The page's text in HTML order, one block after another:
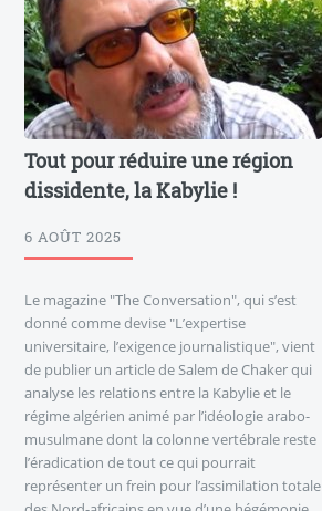
Tout pour réduire une région
dissidente, la Kabylie !
6 AOÛT 2025
Le magazine "The Conversation", qui s’est
donné comme devise "L’expertise
universitaire, l’exigence journalistique", vient
de publier un article de Salem de Chaker qui
analyse les relations entre la Kabylie et le
régime algérien animé par l’idéologie arabo-
musulmane dont la colonne vertébrale reste
l’éradication de tout ce qui pourrait
représenter un frein pour l’assimilation totale